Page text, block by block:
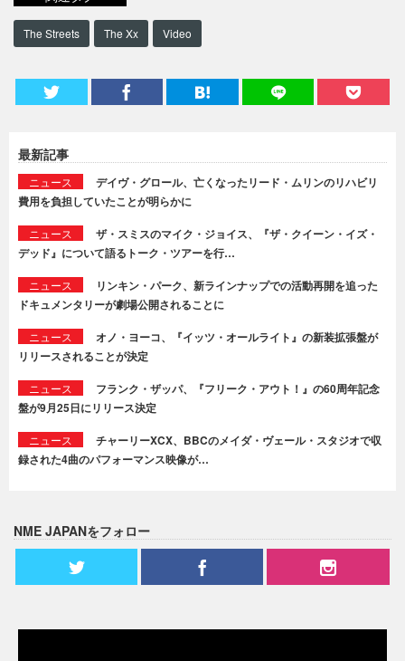
The Streets The Xx Video
最新記事
ニュース
デイヴ・グロール、亡くなったリード・ムリンのリハビリ
費用を負担していたことが明らかに
ニュース
ザ・スミスのマイク・ジョイス、『ザ・クイーン・イズ・
デッド』について語るトーク・ツアーを行…
ニュース
リンキン・パーク、新ラインナップでの活動再開を追った
ドキュメンタリーが劇場公開されることに
ニュース
オノ・ヨーコ、『イッツ・オールライト』の新装拡張盤が
リリースされることが決定
ニュース
フランク・ザッパ、『フリーク・アウト！』の60周年記念
盤が9月25日にリリース決定
ニュース
チャーリーXCX、BBCのメイダ・ヴェール・スタジオで収
録された4曲のパフォーマンス映像が…
NME JAPANをフォロー